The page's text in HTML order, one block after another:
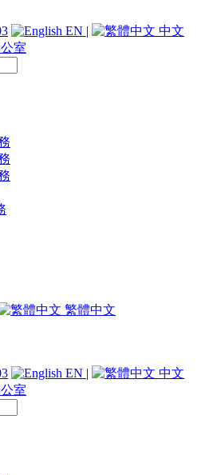
EN | 中文
繁體中文
EN | 中文